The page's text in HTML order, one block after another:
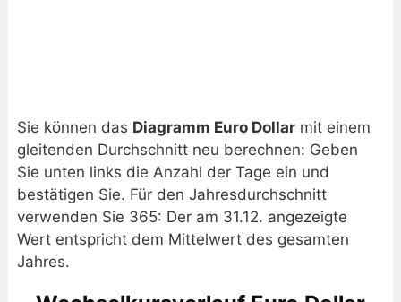
Sie können das Diagramm Euro Dollarmit einem
gleitenden Durchschnitt neu berechnen: Geben
Sie unten links die Anzahl der Tage ein und
bestätigen Sie. Für den Jahresdurchschnitt
verwenden Sie 365: Der am 31.12. angezeigte
Wert entspricht dem Mittelwert des gesamten
Jahres.